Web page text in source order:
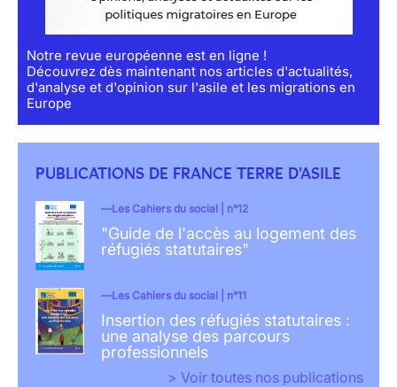
Notre revue européenne est en ligne !
Découvrez dès maintenant nos articles d'actualités,
d'analyse et d'opinion sur l'asile et les migrations en
Europe
PUBLICATIONS DE FRANCE TERRE D'ASILE
Les Cahiers du social | n°12
"Guide de l'accès au logement des
réfugiés statutaires"
Les Cahiers du social | n°11
Insertion des réfugiés statutaires :
une analyse des parcours
professionnels
> Voir toutes nos publications